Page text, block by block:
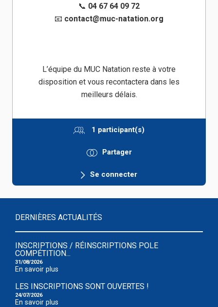
📞 04 67 64 09 72
📧 contact@muc-natation.org
L’équipe du MUC Natation reste à votre
disposition et vous recontactera dans les
meilleurs délais.
1 participant(s)
Partager
Se connecter
DERNIÈRES ACTUALITÉS
INSCRIPTIONS / RÉINSCRIPTIONS POLE
COMPÉTITION...
31/08/2026
En savoir plus
LES INSCRIPTIONS SONT OUVERTES !
24/07/2026
En savoir plus